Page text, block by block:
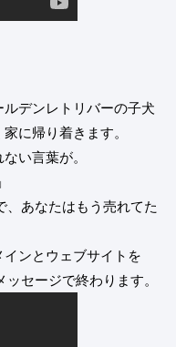
デンレトリバーの子犬
に帰り着きます。
い言葉が。
、あなたはもう売れてた
ンとウェブサイトを
セージで終わります。